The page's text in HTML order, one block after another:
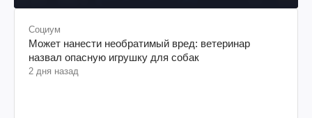
Социум
Может нанести необратимый вред: ветеринар
назвал опасную игрушку для собак
2 дня назад